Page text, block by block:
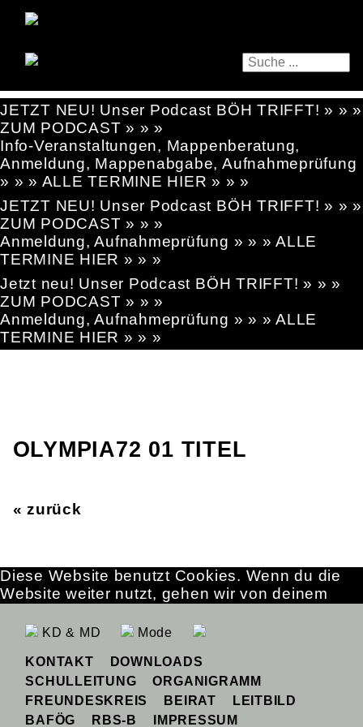
JETZT NEU! Unser Podcast BÖH TRIFFT! » » »
ZUM PODCAST » » »
Info-Veranstaltungen, Mappenberatung,
Anmeldung, Mappenabgabe, Aufnahmeprüfung
» » » ALLE TERMINE HIER » » »
JETZT NEU! Unser Podcast BÖH TRIFFT! » » »
ZUM PODCAST » » »
Anmeldung, Aufnahmeprüfung » » » ALLE
TERMINE HIER » » »
Jetzt neu! Unser Podcast BÖH TRIFFT! » » »
ZUM PODCAST » » »
Anmeldung, Aufnahmeprüfung » » » ALLE
TERMINE HIER » » »
OLYMPIA72 01 TITEL
« zurück
KD & MD Mode
KONTAKT
DOWNLOADS
SCHULLEITUNG
ORGANIGRAMM
FREUNDESKREIS
BEIRAT
LEITBILD
BAFÖG
RBS-B IMPRESSUM
Diese Website benutzt Cookies. Wenn du die
Website weiter nutzt, gehen wir von deinem